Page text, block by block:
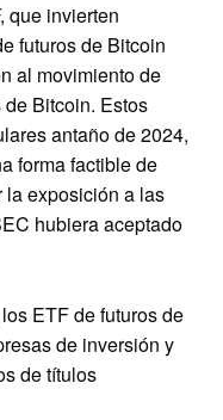
que invierten
futuros de Bitcoin
al movimiento de
Bitcoin. Estos
antaño de 2024,
forma factible de
la exposición a las
hubiera aceptado
ETF de futuros de
de inversión y
de títulos